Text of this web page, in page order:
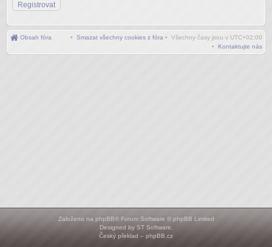
Registrovat
Obsah fóra • Všechny časy jsou v UTC+02:00
• Smazat všechny cookies z fóra
• Kontaktujte nás
Založeno na phpBB® Forum Software © phpBB Limited
Designed by ST Software
Český překlad – phpBB.cz